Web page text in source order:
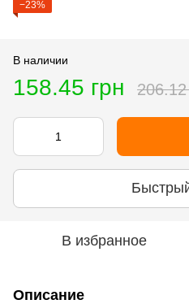
−23%
В наличии
158.45 грн 206.12
В избранное
Описание